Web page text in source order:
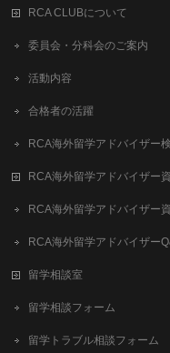
RCA CLUBについて
委員会・分科会のご案内
活動内容
合格者の活躍
RCA海外留学アドバイザー
RCA海外留学アドバイザー
RCA海外留学アドバイザー
RCA海外留学アドバイザー
留学相談室
留学相談フォーム
留学トラブル相談フォーム